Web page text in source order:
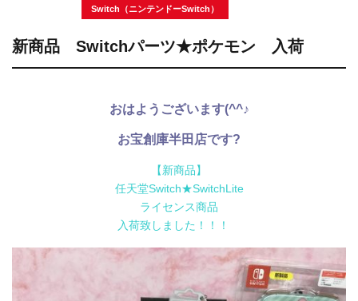
Switch（ニンテンドーSwitch）
新商品 Switchパーツ★ポケモン 入荷
おはようございます(^^♪
お宝創庫半田店です?
【新商品】
任天堂Switch★SwitchLite
ライセンス商品
入荷致しました！！！